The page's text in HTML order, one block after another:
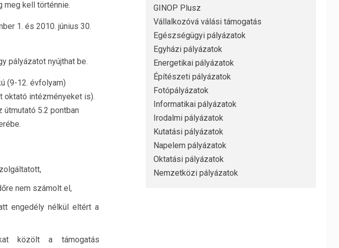
meg kell történnie.
1. és 2010. június 30.
pályázatot nyújthat be.
(9-12. évfolyam)
oktató intézményeket is).
5.2 pontban
nem számolt el,
engedély nélkül eltért a
közölt a támogatás
GINOP Plusz
Vállalkozóvá válási támogatás
Egészségügyi pályázatok
Egyházi pályázatok
Energetikai pályázatok
Építészeti pályázatok
Fotópályázatok
Informatikai pályázatok
Irodalmi pályázatok
Kutatási pályázatok
Napelem pályázatok
Oktatási pályázatok
Nemzetközi pályázatok